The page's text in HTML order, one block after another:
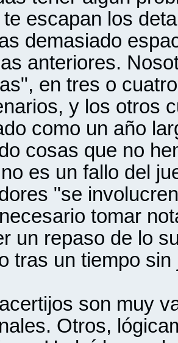
escapan los
demasiado
anteriores.
en tres o
y los otros
como un año
cosas que no
es un fallo del
"se
tomar
un repaso de lo
tras un tiempo sin
son muy
Otros,